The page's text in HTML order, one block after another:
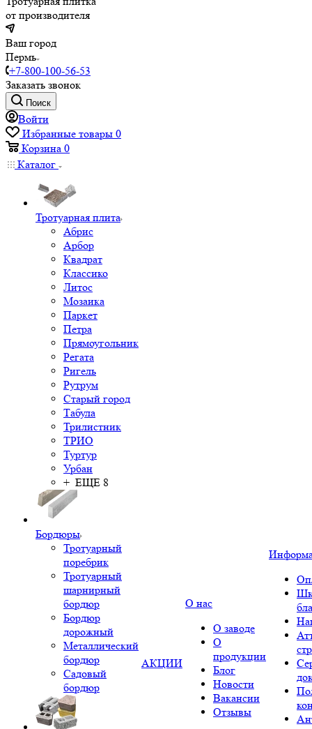
от производителя
Ваш город
Пермь
+7-800-100-56-53
Заказать звонок
Поиск
Войти
Избранные товары 0
Корзина 0
Каталог
Тротуарная плита
Абрис
Арбор
Квадрат
Классико
Литос
Мозаика
Паркет
Петра
Прямоугольник
Регата
Ригель
Рутрум
Старый город
Табула
Трилистник
ТРИО
Туртур
Урбан
+ ЕЩЕ 8
Бордюры
Тротуарный
поребрик
Тротуарный
шарнирный
бордюр
Бордюр
дорожный
Металлический
бордюр
Садовый
бордюр
АКЦИИ
О нас
О заводе
О
продукции
Блог
Новости
Вакансии
Отзывы